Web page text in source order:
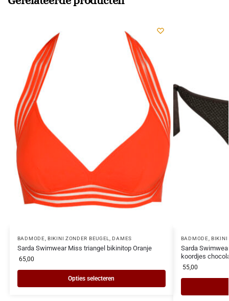
BADMODE ,BIKINI ZONDER BEUGEL ,DAMES
Sarda Swimwear Miss triangel bikinitop Oranje
65,00
Opties selecteren
BADMODE ,BIKINI
Sarda
koordjes
55,00